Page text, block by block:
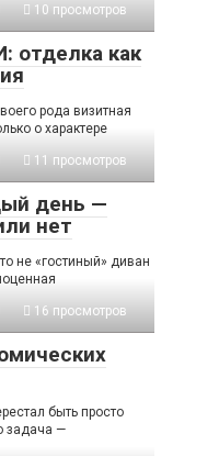
10 просмотров
отделка как
рода визитная
о характере
11 просмотров
день —
нет
не «гостиный» диван
16 просмотров
быть просто
задача —